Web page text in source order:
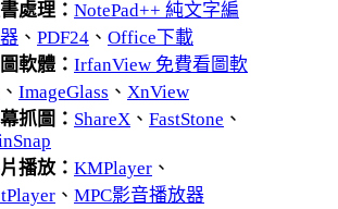
處理： NotePad++ 純文字編
、 PDF24 、 Office下載
軟體： IrfanView 免費看圖軟
、 ImageGlass 、 XnView
抓圖： ShareX 、 FastStone 、
播放： KMPlayer 、
、 MPC影音播放器